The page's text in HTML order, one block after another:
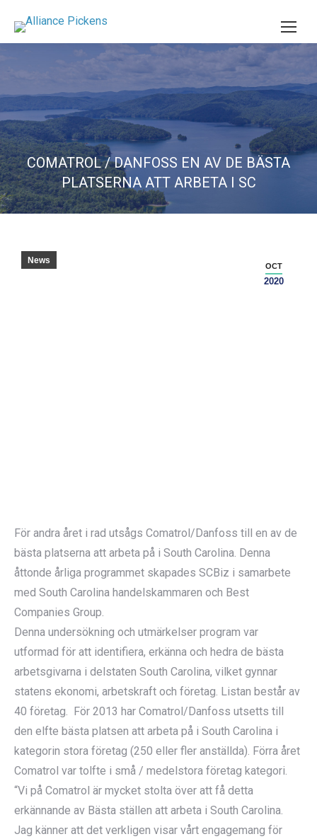
COMATROL / DANFOSS EN AV DE BÄSTA
PLATSERNA ATT ARBETA I SC
OCT
2020
News
För andra året i rad utsågs Comatrol/Danfoss till en av de
bästa platserna att arbeta på i South Carolina. Denna
åttonde årliga programmet skapades SCBiz i samarbete
med South Carolina handelskammaren och Best
Companies Group.
Denna undersökning och utmärkelser program var
utformad för att identifiera, erkänna och hedra de bästa
arbetsgivarna i delstaten South Carolina, vilket gynnar
statens ekonomi, arbetskraft och företag. Listan består av
40 företag. För 2013 har Comatrol/Danfoss utsetts till
den elfte bästa platsen att arbeta på i South Carolina i
kategorin stora företag (250 eller fler anställda). Förra året
Comatrol var tolfte i små / medelstora företag kategori.
“Vi på Comatrol är mycket stolta över att få detta
erkännande av Bästa ställen att arbeta i South Carolina.
Jag känner att det verkligen visar vårt engagemang för